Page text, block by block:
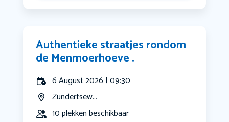
Authentieke straatjes rondom
de Menmoerhoeve .
6 August 2026 | 09:30
Zundertsew...
10 plekken beschikbaar